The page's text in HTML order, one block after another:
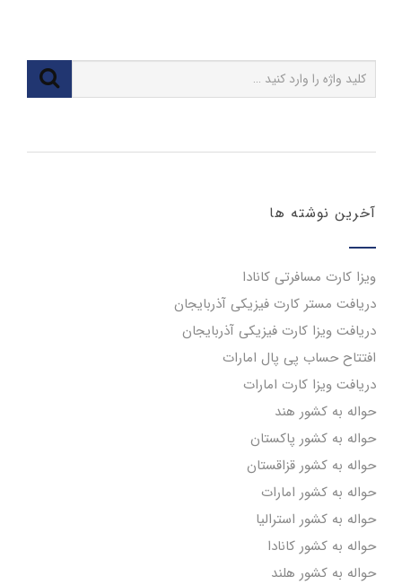
آخرین نوشته ها
ویزا کارت مسافرتی کانادا
دریافت مستر کارت فیزیکی آذربایجان
دریافت ویزا کارت فیزیکی آذربایجان
افتتاح حساب پی پال امارات
دریافت ویزا کارت امارات
حواله به کشور هند
حواله به کشور پاکستان
حواله به کشور قزاقستان
حواله به کشور امارات
حواله به کشور استرالیا
حواله به کشور کانادا
حواله به کشور هلند